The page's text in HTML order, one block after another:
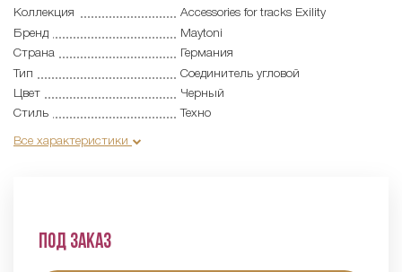
Коллекция
Accessories for tracks Exility
Бренд
Maytoni
Страна
Германия
Тип
Соединитель угловой
Цвет
Черный
Стиль
Техно
Все характеристики
Под заказ